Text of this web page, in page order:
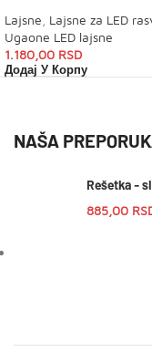
Lajsne Lajsne za LED
Ugaone LED lajsne
1.180,00 RSD
Додај У Корпу
NAŠA
Rešetka -
885,00